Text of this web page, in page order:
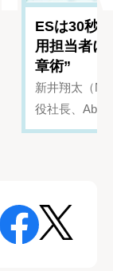
ESは30秒
用担当者に
章術”
新井翔太（
役社長、